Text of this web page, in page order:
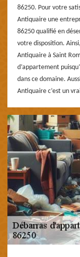
86250. Pour votre
Antiquaire une
86250 qualifié en
votre disposition.
Antiquaire à Saint
d’appartement
dans ce domaine.
Antiquaire c’est un